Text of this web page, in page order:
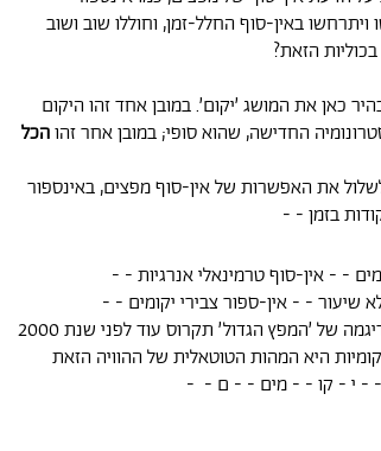
באין-סוף החלל-זמן, וחוללו שוב ושוב
הזאת?
כאן את המושג ׳יקום׳. במובן אחד זהו היקום
החדישה, שהוא סופי; במובן אחר זהוהכל
לשלול את האפשרות של אין-סוף מפצים, באינספור
בזמן - -
- - אין-סוף טרמינאלי אנרגיות - -
שיעור - - אין-ספור צבירי יקומים - -
של ׳המפץ הגדול׳ תקרוס עוד לפני שנת 2000
היא המהות הטוטאלית של ההוויה הזאת
- - י - קו - - מים - - ם - -